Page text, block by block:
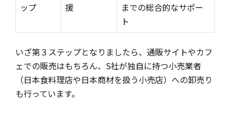
ップ
援
までの総合的なサポー
ト
いざ第３ステップとなりましたら、通販サイトやカフ
ェでの販売はもちろん、S社が独自に持つ小売業者
（日本食料理店や日本商材を扱う小売店）への卸売り
も行っています。